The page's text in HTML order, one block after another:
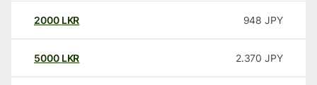
2000 LKR 948 JPY
5000 LKR 2.370 JPY